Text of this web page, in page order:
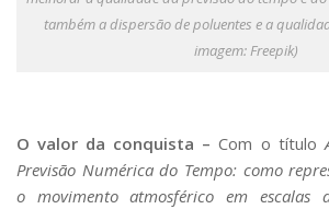
também a dispersão de poluentes e a
imagem: Freepik)
O valor da conquista – Com o título
Previsão Numérica do Tempo: como
o movimento atmosférico em